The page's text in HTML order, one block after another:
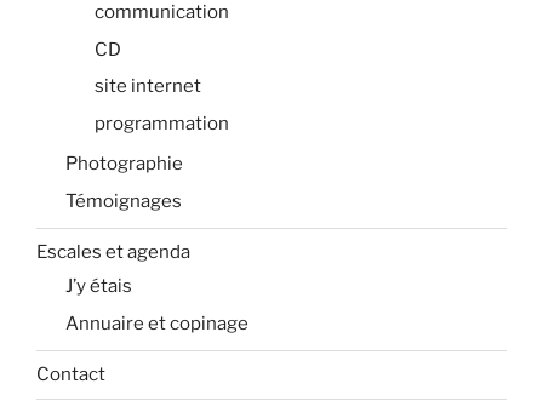
communication
CD
site internet
programmation
Photographie
Témoignages
Escales et agenda
J’y étais
Annuaire et copinage
Contact